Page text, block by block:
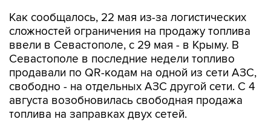
Как сообщалось, 22 мая из-за логистических
сложностей ограничения на продажу топлива
ввели в Севастополе, с 29 мая - в Крыму. В
Севастополе в последние недели топливо
продавали по QR-кодам на одной из сети АЗС,
свободно - на отдельных АЗС другой сети. С 4
августа возобновилась свободная продажа
топлива на заправках двух сетей.